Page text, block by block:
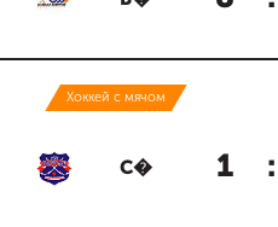
Хоккей с мячом
С� 1 :